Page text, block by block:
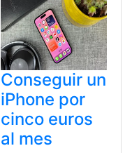
Conseguir un
iPhone por
cinco euros
al mes